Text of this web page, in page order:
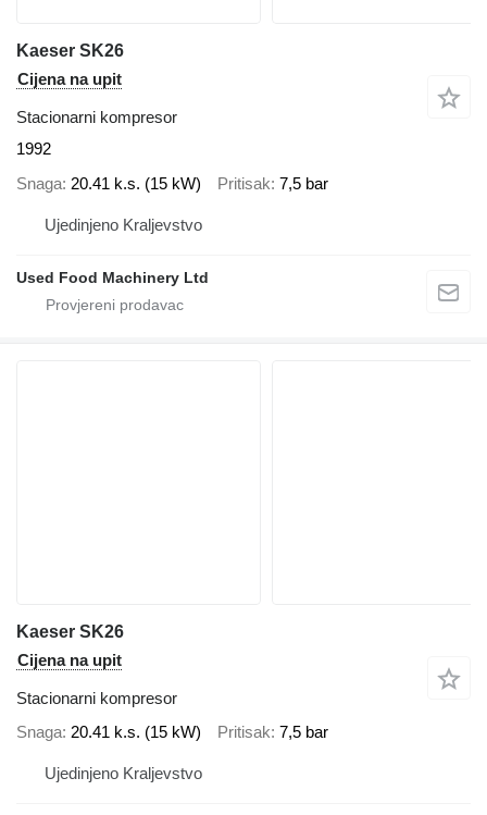
Kaeser SK26
Cijena na upit
Stacionarni kompresor
1992
Snaga 20.41 k.s. (15 kW) Pritisak 7,5 bar
Ujedinjeno Kraljevstvo
Used Food Machinery Ltd
Kaeser SK26
Cijena na upit
Stacionarni kompresor
Snaga 20.41 k.s. (15 kW) Pritisak 7,5 bar
Ujedinjeno Kraljevstvo